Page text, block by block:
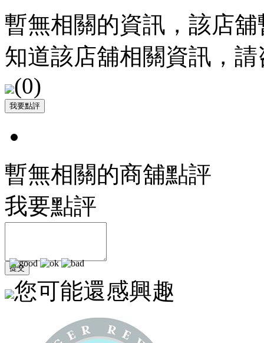
暫無相關的資訊，該店
知道該店舖相關資訊，
(0)
暫無相關的商舖點評
我要點評
您可能還感興趣